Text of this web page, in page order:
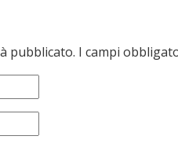
pubblicato. I campi